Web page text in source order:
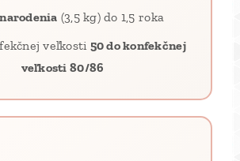
(3,5 kg) do 1,5 roka
veľkosti 50 do konfekčnej
veľkosti 80/86